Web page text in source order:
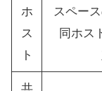
ホ
ス
ト
スペー
同ホス